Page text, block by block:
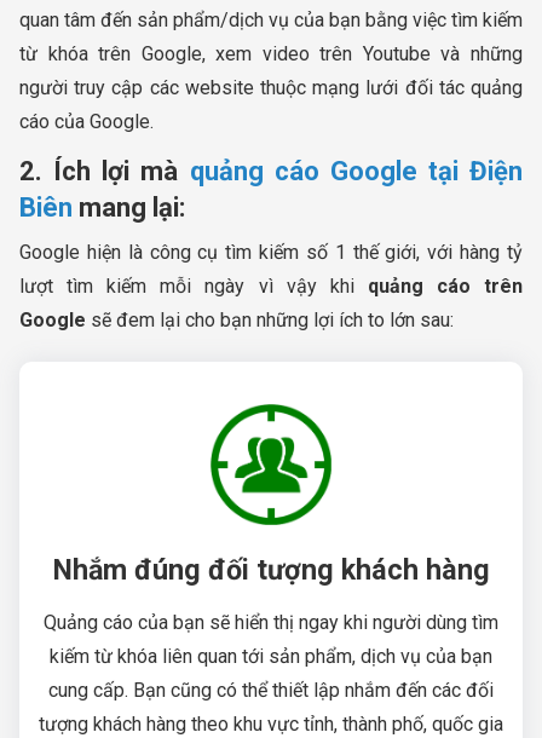
quan tâm đến sản phẩm/dịch vụ của bạn bằng việc tìm kiếm
từ khóa trên Google, xem video trên Youtube và những
người truy cập các website thuộc mạng lưới đối tác quảng
cáo của Google.
2. Ích lợi mà quảng cáo Google tại Điện
Biên mang lại:
Google hiện là công cụ tìm kiếm số 1 thế giới, với hàng tỷ
lượt tìm kiếm mỗi ngày vì vậy khi quảng cáo trên
Google sẽ đem lại cho bạn những lợi ích to lớn sau:
Nhắm đúng đối tượng khách hàng
Quảng cáo của bạn sẽ hiển thị ngay khi người dùng tìm
kiếm từ khóa liên quan tới sản phẩm, dịch vụ của bạn
cung cấp. Bạn cũng có thể thiết lập nhắm đến các đối
tượng khách hàng theo khu vực tỉnh, thành phố, quốc gia